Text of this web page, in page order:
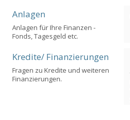
Anlagen
Anlagen für Ihre Finanzen -
Fonds, Tagesgeld etc.
Kredite/ Finanzierungen
Fragen zu Kredite und weiteren
Finanzierungen.